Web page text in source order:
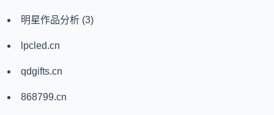
明星作品分析 (3)
lpcled.cn
qdgifts.cn
868799.cn